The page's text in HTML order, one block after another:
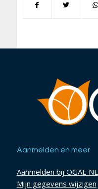
Aanmelden en meer
Aanmelden bij OGAE NL
Mijn gegevens wijzigen